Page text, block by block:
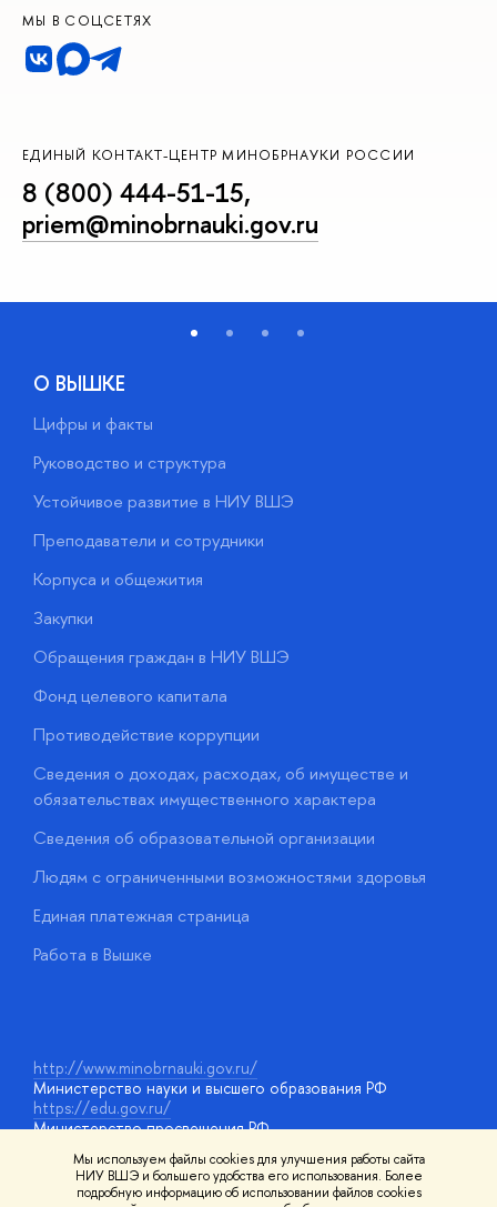
Мы используем файлы cookies для улучшения работы сайта
НИУ ВШЭ и большего удобства его использования. Более
подробную информацию об использовании файлов cookies
МЫ В СОЦСЕТЯХ
ЕДИНЫЙ КОНТАКТ-ЦЕНТР МИНОБРНАУКИ РОССИИ
8 (800) 444-51-15,
priem@minobrnauki.gov.ru
О ВЫШКЕ
Цифры и факты
Руководство и структура
Устойчивое развитие в НИУ ВШЭ
Преподаватели и сотрудники
Корпуса и общежития
Закупки
Обращения граждан в НИУ ВШЭ
Фонд целевого капитала
Противодействие коррупции
Сведения о доходах, расходах, об имуществе и
обязательствах имущественного характера
Сведения об образовательной организации
Людям с ограниченными возможностями здоровья
Единая платежная страница
Работа в Вышке
http://www.minobrnauki.gov.ru/
Министерство науки и высшего образования РФ
https://edu.gov.ru/
Министерство просвещения РФ
https://elearning.hse.ru/mooc
Массовые открытые онлайн-курсы